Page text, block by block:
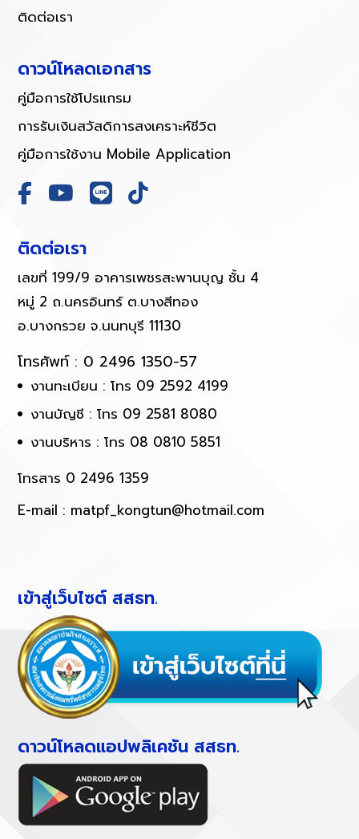
ติดต่อเรา
ดาวน์โหลดเอกสาร
คู่มือการใช้โปรแกรม
การรับเงินสวัสดิการสงเคราะห์ชีวิต
คู่มือการใช้งาน Mobile Application
ติดต่อเรา
เลขที่ 199/9 อาคารเพชรสะพานบุญ ชั้น 4
หมู่ 2 ถ.นครอินทร์ ต.บางสีทอง
อ.บางกรวย จ.นนทบุรี 11130
โทรศัพท์ : 0 2496 1350-57
งานทะเบียน : โทร 09 2592 4199
งานบัญชี : โทร 09 2581 8080
งานบริหาร : โทร 08 0810 5851
โทรสาร 0 2496 1359
E-mail : matpf_kongtun@hotmail.com
เข้าสู่เว็บไซต์ สสธท.
ดาวน์โหลดแอปพลิเคชัน สสธท.